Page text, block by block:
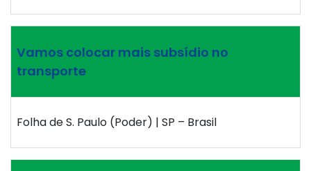
Vamos colocar mais subsídio no
transporte
Folha de S. Paulo (Poder) | SP – Brasil